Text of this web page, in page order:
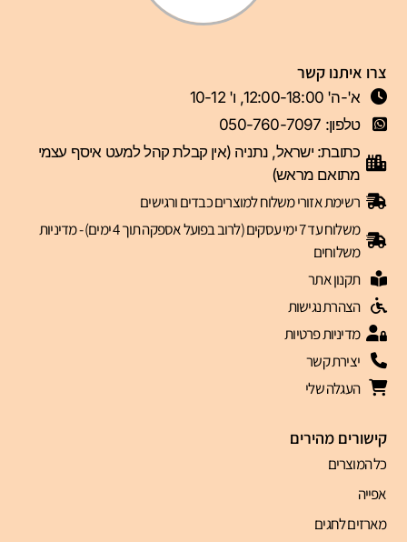
קישורים מהירים
כל המוצרים
אפייה
מארזים לחגים
צרו איתנו קשר
א'-ה' 12:00-18:00, ו' 10-12
טלפון: 050-760-7097
כתובת: ישראל, נתניה (אין קבלת קהל למעט איסף עצמי
מתואם מראש)
רשימת אזורי משלוח למוצרים כבדים ורגישים
משלוח עד 7 ימי עסקים (לרוב בפועל אספקה תוך 4 ימים) - מדיניות
משלוחים
תקנון אתר
הצהרת נגישות
מדיניות פרטיות
יצירת קשר
העגלה שלי